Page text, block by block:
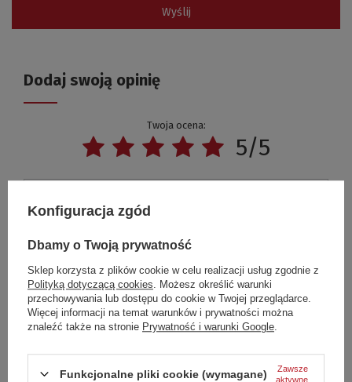
Wyślij
Dodaj swoją opinię
Twoja ocena:
5/5
Dodaj własne zdjęcie produktu:
Twoje imię
Konfiguracja zgód
Dbamy o Twoją prywatność
Sklep korzysta z plików cookie w celu realizacji usług zgodnie z
Polityką dotyczącą cookies . Możesz określić warunki
przechowywania lub dostępu do cookie w Twojej przeglądarce.
Więcej informacji na temat warunków i prywatności można
znaleźć także na stronie Prywatność i warunki Google
Funkcjonalne pliki cookie (wymagane)
Zawsze
aktywne